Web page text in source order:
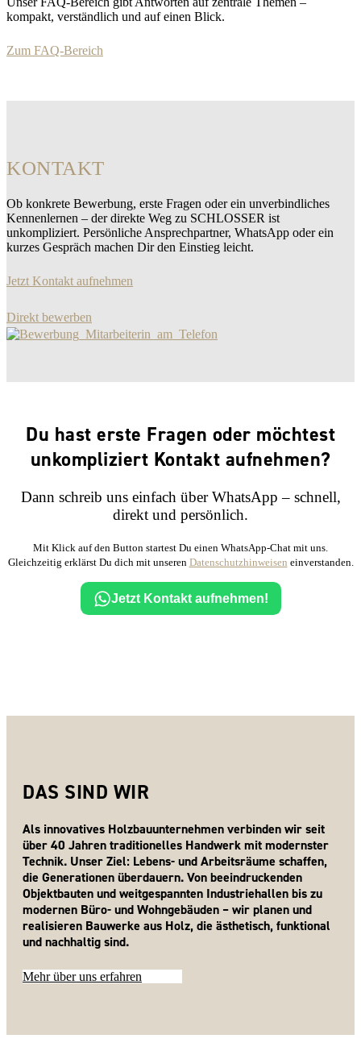
kompakt, verständlich und auf einen Blick.
Zum FAQ-Bereich
KONTAKT
Ob konkrete Bewerbung, erste Fragen oder ein unverbindliches
Kennenlernen – der direkte Weg zu SCHLOSSER ist
unkompliziert. Persönliche Ansprechpartner, WhatsApp oder ein
kurzes Gespräch machen Dir den Einstieg leicht.
Jetzt Kontakt aufnehmen
Direkt bewerben
Du hast erste Fragen oder möchtest
unkompliziert Kontakt aufnehmen?
Dann schreib uns einfach über WhatsApp – schnell,
direkt und persönlich.
Mit Klick auf den Button startest Du einen WhatsApp-Chat mit uns.
Gleichzeitig erklärst Du dich mit unseren Datenschutzhinweisen einverstanden.
Jetzt Kontakt aufnehmen!
DAS SIND WIR
Als innovatives Holzbauunternehmen verbinden wir seit
über 40 Jahren traditionelles Handwerk mit modernster
Technik. Unser Ziel: Lebens- und Arbeitsräume schaffen,
die Generationen überdauern. Von beeindruckenden
Objektbauten und weitgespannten Industriehallen bis zu
modernen Büro- und Wohngebäuden – wir planen und
realisieren Bauwerke aus Holz, die ästhetisch, funktional
und nachhaltig sind.
Mehr über uns erfahren